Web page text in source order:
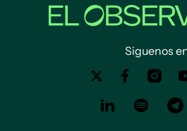
Siguenos